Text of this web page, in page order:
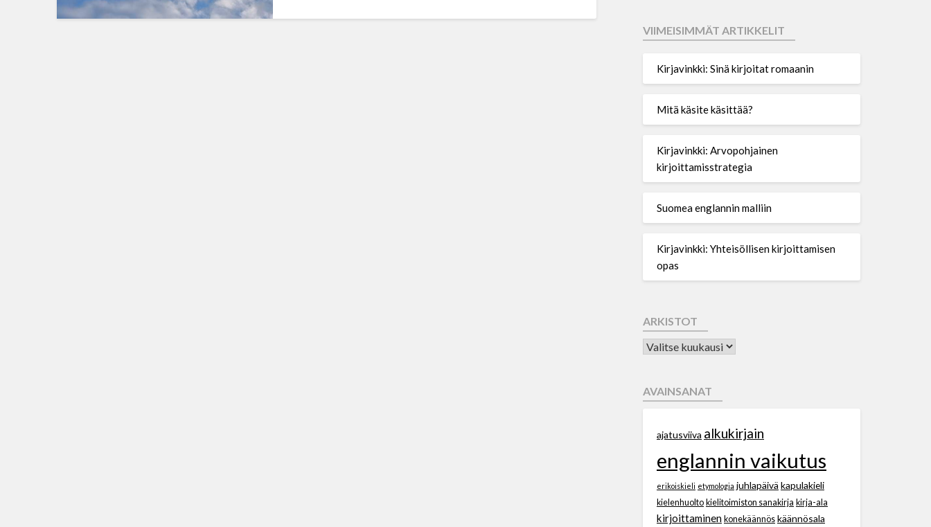
VIIMEISIMMÄT ARTIKKELIT
Kirjavinkki: Sinä kirjoitat romaanin
Mitä käsite käsittää?
Kirjavinkki: Arvopohjainen
kirjoittamisstrategia
Suomea englannin malliin
Kirjavinkki: Yhteisöllisen kirjoittamisen
opas
ARKISTOT
AVAINSANAT
ajatusviiva alkukirjain
englannin vaikutus
erikoiskieli etymologia juhlapäivä kapulakieli
kielenhuolto kielitoimiston sanakirja kirja-ala
kirjoittaminen konekäännös käännösala